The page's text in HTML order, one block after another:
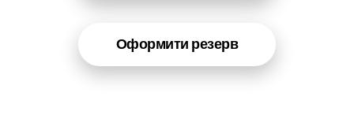
Оформити резерв